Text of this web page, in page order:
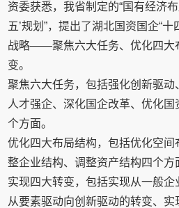
资委获悉，我省制定的“国有经济
五’规划”，提出了湖北国资国企“十
战略——聚焦六大任务、优化四大
变。
聚焦六大任务，包括强化创新驱
人才强企、深化国企改革、优化
个方面。
优化四大布局结构，包括优化空间
整企业结构、调整资产结构四个方
实现四大转变，包括实现从一般
从要素驱动向创新驱动的转变、